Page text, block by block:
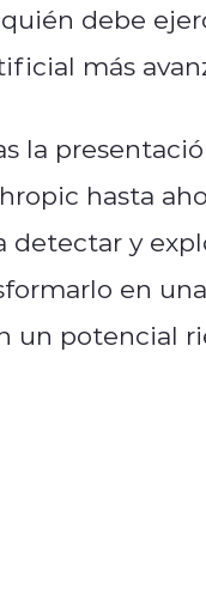
debe
más
la
hasta
detectar y
en
un potencial